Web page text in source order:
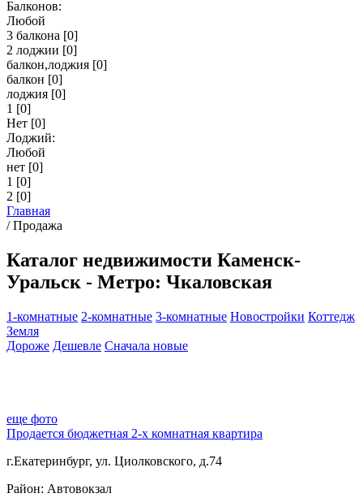
Балконов:
Любой
3 балкона [0]
2 лоджии [0]
балкон,лоджия [0]
балкон [0]
лоджия [0]
1 [0]
Нет [0]
Лоджий:
Любой
нет [0]
1 [0]
2 [0]
Главная
/Продажа
Каталог недвижимости Каменск-
Уральск - Метро: Чкаловская
1-комнатные 2-комнатные 3-комнатные Новостройки Коттедж
Земля
Дороже Дешевле Сначала новые
еще фото
Продается бюджетная 2-х комнатная квартира
г.Екатеринбург, ул. Циолковского, д.74
Район: Автовокзал